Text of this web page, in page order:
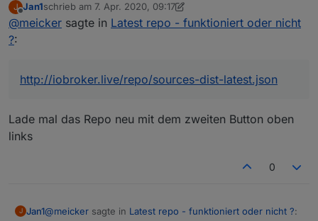
kommen:
Bei mir sieht es so aus:
http://download.iobroker.net/sources-dist-latest.json
J
Offline
Jan1schrieb am 7. Apr. 2020, 09:17
zuletzt editiert von Jan14. Juli 2020, 11:39
@meicker sagte in Latest repo - funktioniert oder nicht
?:
http://iobroker.live/repo/sources-dist-latest.json
Lade mal das Repo neu mit dem zweiten Button oben
links
0
J Jan1@meicker sagte in Latest repo - funktioniert oder nicht ?: